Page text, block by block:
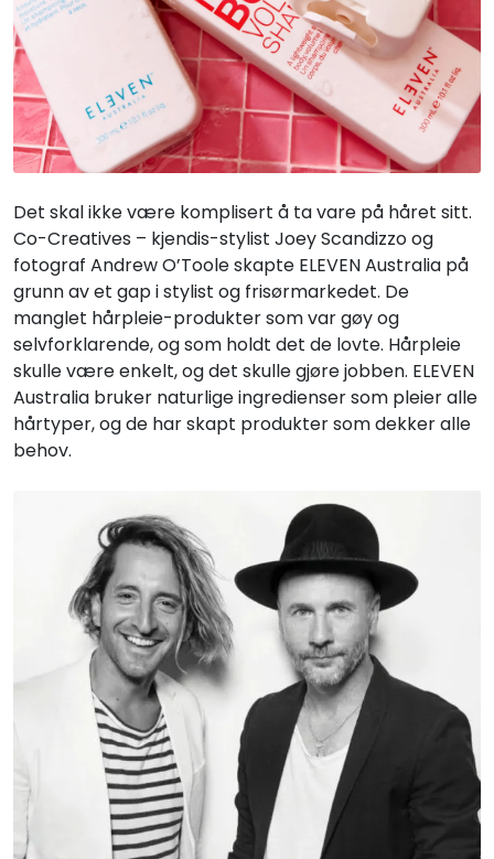
Det skal ikke være komplisert å ta vare på håret sitt.
Co-Creatives – kjendis-stylist Joey Scandizzo og
fotograf Andrew O’Toole skapte ELEVEN Australia på
grunn av et gap i stylist og frisørmarkedet. De
manglet hårpleie-produkter som var gøy og
selvforklarende, og som holdt det de lovte. Hårpleie
skulle være enkelt, og det skulle gjøre jobben. ELEVEN
Australia bruker naturlige ingredienser som pleier alle
hårtyper, og de har skapt produkter som dekker alle
behov.